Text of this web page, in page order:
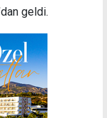
geldi.